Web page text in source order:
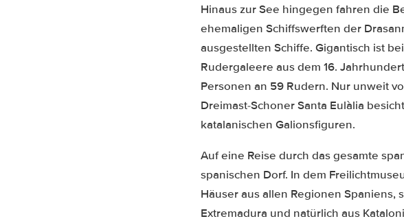
Hinaus zur See hingegen fahren die
ehemaligen Schiffswerften der
ausgestellten Schiffe. Gigantisch ist
Rudergaleere aus dem 16.
Personen an 59 Rudern. Nur unweit
Dreimast-Schoner Santa Eulàlia
katalanischen Galionsfiguren.
Auf eine Reise durch das gesamte
spanischen Dorf. In dem
Häuser aus allen Regionen Spaniens,
Extremadura und natürlich aus